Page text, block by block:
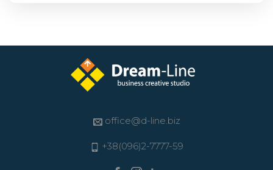
office@d-line.biz
+38(096)2-7777-59